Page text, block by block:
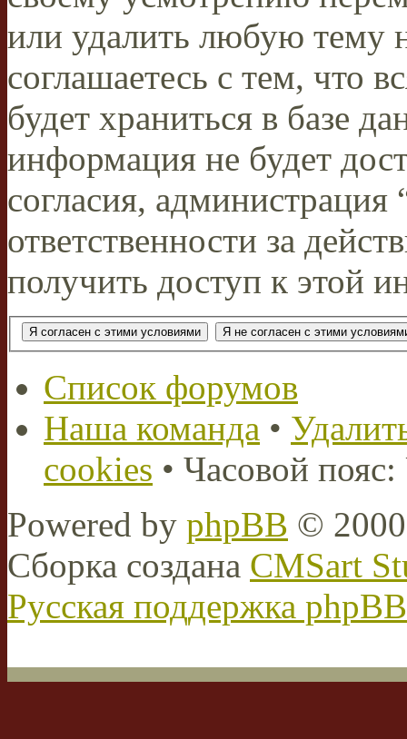
или удалить любую тему
соглашаетесь с тем, что
будет храниться в базе
информация не будет
согласия,
ответственности за
получить доступ к этой
Список форумов
Наша команда •
cookies • Часовой
Powered by phpBB ©
Сборка создана CMSart
Русская поддержка phpBB